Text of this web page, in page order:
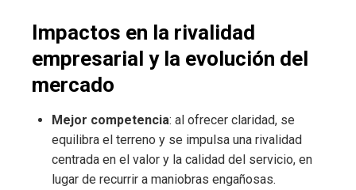
Impactos en la rivalidad
empresarial y la evolución del
mercado
Mejor competencia: al ofrecer claridad, se
equilibra el terreno y se impulsa una rivalidad
centrada en el valor y la calidad del servicio, en
lugar de recurrir a maniobras engañosas.